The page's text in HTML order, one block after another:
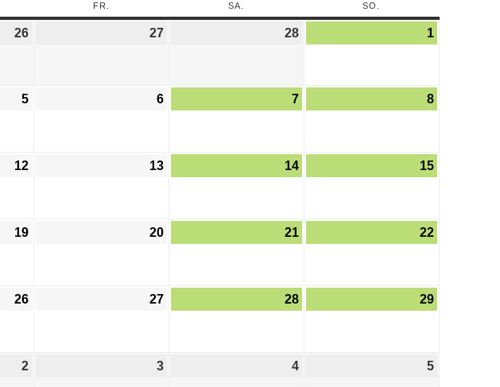
FR. SA. SO.
26 27 28 1
5 6 7 8
12 13 14 15
19 20 21 22
26 27 28 29
2 3 4 5